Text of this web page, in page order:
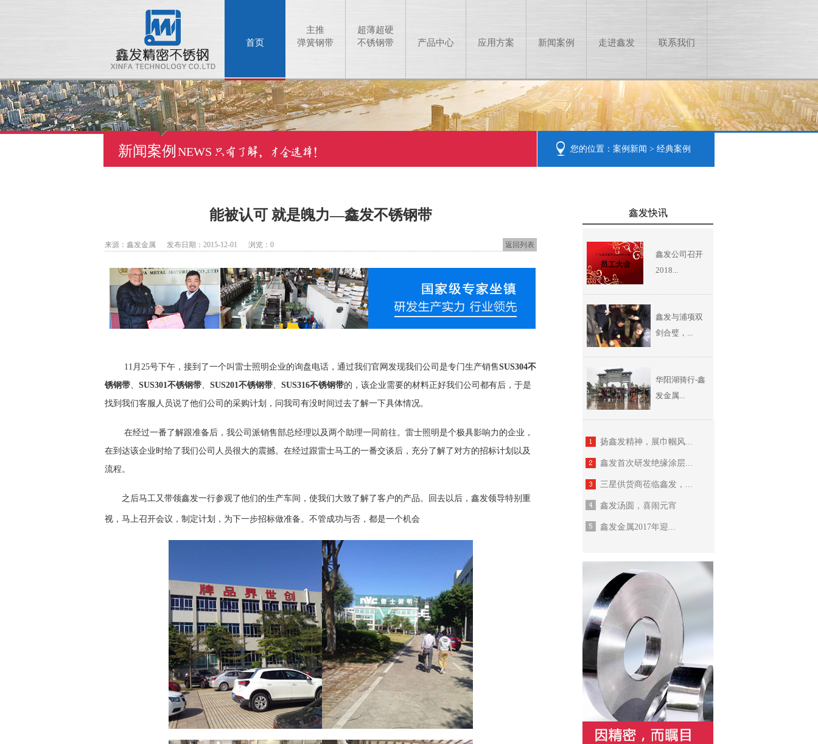
首页
主推
弹簧钢带
超薄超硬
不锈钢带
产品中心 应用方案 新闻案例 走进鑫发 联系我们
新闻案例 NEWS 您的位置： 案例新闻 > 经典案例
能被认可 就是魄力—鑫发不锈钢带
来源：鑫发金属 发布日期：2015-12-01 浏览： 0 返回列表
11月25号下午，接到了一个叫雷士照明企业的询盘电话，通过我们官网发现我们公司是专门生产销售SUS304不
锈钢带、 SUS301不锈钢带、 SUS201不锈钢带、 SUS316不锈钢带的，该企业需要的材料正好我们公司都有后，于是
找到我们客服人员说了他们公司的采购计划，问我司有没时间过去了解一下具体情况。
在经过一番了解跟准备后，我公司派销售部总经理以及两个助理一同前往。雷士照明是个极具影响力的企业，
在到达该企业时给了我们公司人员很大的震撼。在经过跟雷士马工的一番交谈后，充分了解了对方的招标计划以及
流程。
之后马工又带领鑫发一行参观了他们的生产车间，使我们大致了解了客户的产品。回去以后，鑫发领导特别重
视，马上召开会议，制定计划，为下一步招标做准备。不管成功与否，都是一个机会
鑫发快讯
鑫发公司召开
2018...
鑫发与浦项双
剑合璧，...
华阳湖骑行-鑫
发金属...
扬鑫发精神，展巾帼风...
鑫发首次研发绝缘涂层...
三星供货商莅临鑫发，...
鑫发汤圆，喜闹元宵
鑫发金属2017年迎...